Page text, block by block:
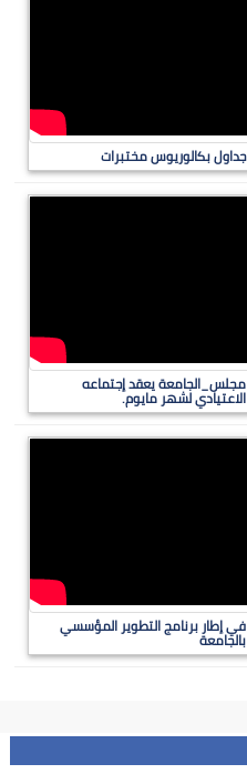
جداول بكالوريوس مختبرات
مجلس_الجامعة يعقد إجتماعه
الاعتيادي لشهر مايوم.
في إطار برنامج التطوير المؤسسي
بالجامعة